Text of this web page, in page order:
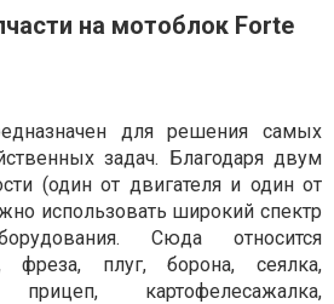
на мотоблок Forte
для решения самых
задач. Благодаря двум
(один от двигателя и один от
использовать широкий спектр
Сюда относится
фреза, плуг, борона, сеялка,
прицеп, картофелесажалка,